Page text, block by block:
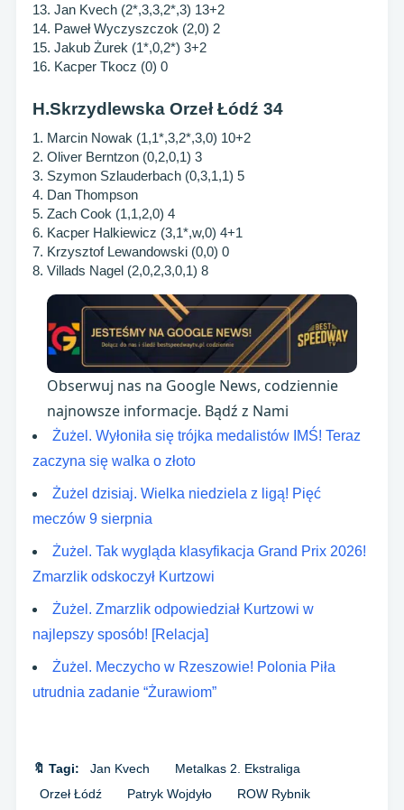
13. Jan Kvech (2*,3,3,2*,3) 13+2
14. Paweł Wyczyszczok (2,0) 2
15. Jakub Żurek (1*,0,2*) 3+2
16. Kacper Tkocz (0) 0
H.Skrzydlewska Orzeł Łódź 34
1. Marcin Nowak (1,1*,3,2*,3,0) 10+2
2. Oliver Berntzon (0,2,0,1) 3
3. Szymon Szlauderbach (0,3,1,1) 5
4. Dan Thompson
5. Zach Cook (1,1,2,0) 4
6. Kacper Halkiewicz (3,1*,w,0) 4+1
7. Krzysztof Lewandowski (0,0) 0
8. Villads Nagel (2,0,2,3,0,1) 8
Obserwuj nas na Google News, codziennie
najnowsze informacje. Bądź z Nami
Żużel. Wyłoniła się trójka medalistów IMŚ! Teraz
zaczyna się walka o złoto
Żużel dzisiaj. Wielka niedziela z ligą! Pięć
meczów 9 sierpnia
Żużel. Tak wygląda klasyfikacja Grand Prix 2026!
Zmarzlik odskoczył Kurtzowi
Żużel. Zmarzlik odpowiedział Kurtzowi w
najlepszy sposób! [Relacja]
Żużel. Meczycho w Rzeszowie! Polonia Piła
utrudnia zadanie “Żurawiom”
🔖 Tagi: Jan Kvech
Metalkas 2. Ekstraliga
Orzeł Łódź
Patryk Wojdyło
ROW Rybnik